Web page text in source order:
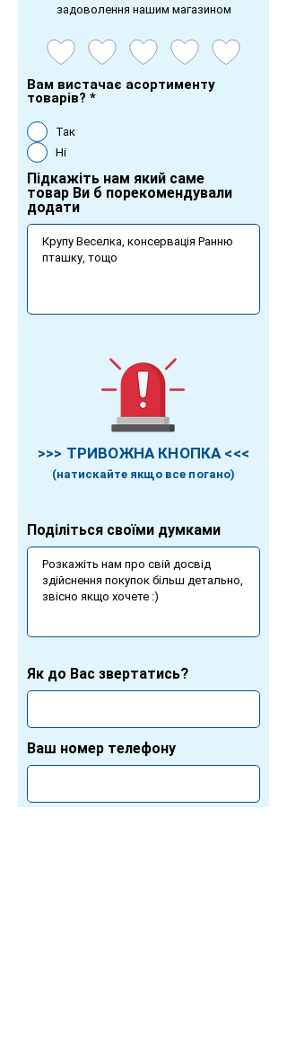
задоволення нашим магазином
Вам вистачає асортименту
товарів? *
Так
Ні
Підкажіть нам який саме
товар Ви б порекомендували
додати
>>> ТРИВОЖНА КНОПКА <<<
(натискайте якщо все погано)
Поділіться своїми думками
Як до Вас звертатись?
Ваш номер телефону